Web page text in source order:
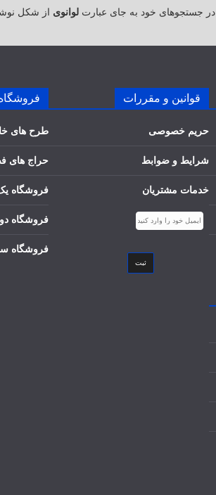
در جستجوهای خود به جای عبارت لوانوی از شکل
قوانین و مقررات
حریم خصوصی
شرایط و ضوابط
خدمات مشتریان
ثبت
طرح های
حراج های
فروشگاه
فروشگاه دو
فروشگاه